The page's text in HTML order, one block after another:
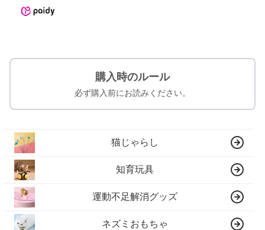
購入時のルール
必ず購入前にお読みください。
猫じゃらし
知育玩具
運動不足解消グッズ
ネズミおもちゃ